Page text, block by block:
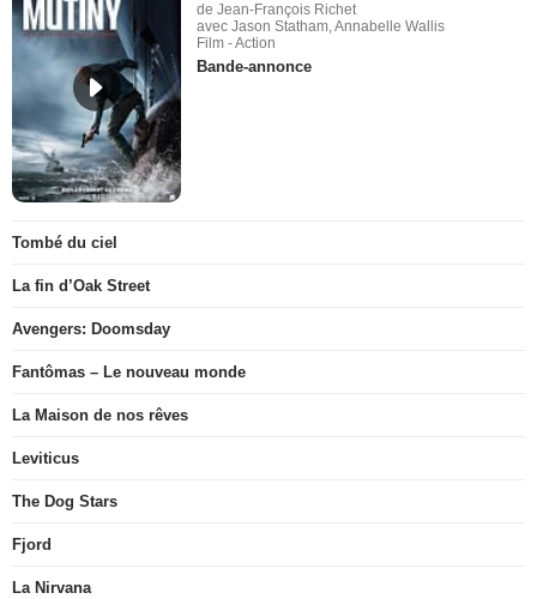
de Jean-François Richet
avec Jason Statham, Annabelle Wallis
Film - Action
Bande-annonce
Tombé du ciel
La fin d’Oak Street
Avengers: Doomsday
Fantômas – Le nouveau monde
La Maison de nos rêves
Leviticus
The Dog Stars
Fjord
La Nirvana